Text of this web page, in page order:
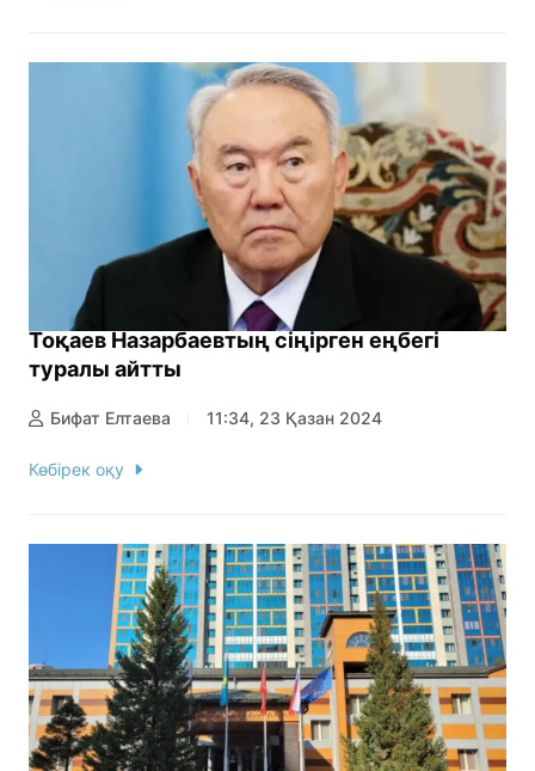
Тоқаев Назарбаевтың сіңірген еңбегі
туралы айтты
Бифат Елтаева 11:34, 23 Қазан 2024
Көбірек оқу